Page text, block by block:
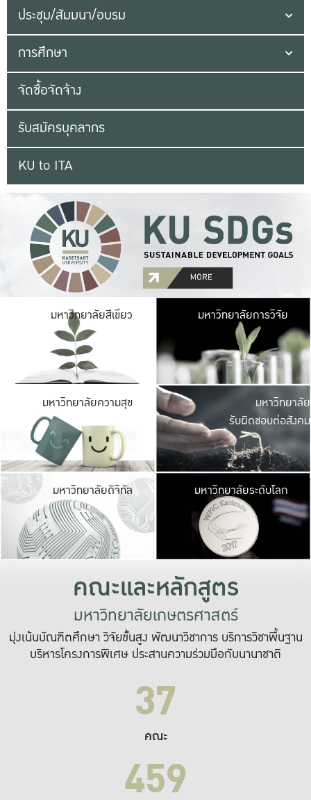
ประชุม/สัมมนา/อบรม
การศึกษา
จัดซื้อจัดจ้าง
รับสมัครบุคลากร
KU to ITA
มหาวิทยาลัยสีเขียว มหาวิ
มีพื้นที่เขียวสดใส
เป็นป่าในเมือง เกษต
มหาวิทยาลัยการวิจัย
มหาวิทยาลัยความสุข มหาวิ
ค
เปิดประ
และพบเรื่องราวใ
มหาวิทยาลัย
รับผิดชอบต่อสังคม
มหาวิทยาลัยดิจิทัล มหาวิ
เปลี่ยนแปลง แล
เพื่อทำง
ระบบสารสนเทศ
มหาวิทยาลัยระดับโลก
คณะและหลักสูตร
มหาวิทยาลัยเกษตรศาสตร์
มุ่งเน้นบัณฑิตศึกษา วิจัยขั้นสูง พัฒนาวิชาการ บริการวิชาพื้นฐาน
บริหารโครงการพิเศษ ประสานความร่วมมือกับนานาชาติ
37
คณะ
459